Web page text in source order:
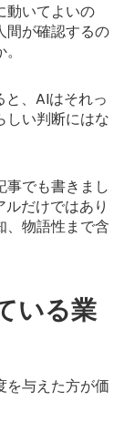
動いてよいの
間が確認するの
、AIはそれっ
しい判断にはな
事でも書きまし
だけではあり
、物語性まで含
いる業
を与えた方が価